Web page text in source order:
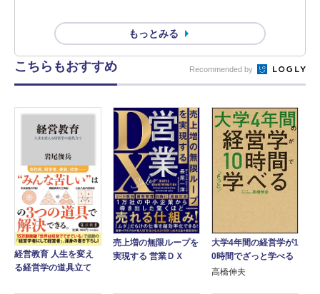
もっとみる
こちらもおすすめ Recommended by
経営教育 人生を変え
る経営学の道具立て
売上増の無限ループを
実現する 営業ＤＸ
大学4年間の経営学が1
0時間でざっと学べる
高橋伸夫